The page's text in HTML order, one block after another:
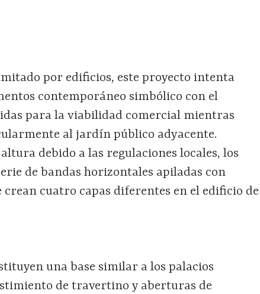
por edificios, este proyecto intenta
contemporáneo simbólico con el
para la viabilidad comercial mientras
al jardín público adyacente.
debido a las regulaciones locales, los
de bandas horizontales apiladas con
crean cuatro capas diferentes en el edificio de
una base similar a los palacios
de travertino y aberturas de